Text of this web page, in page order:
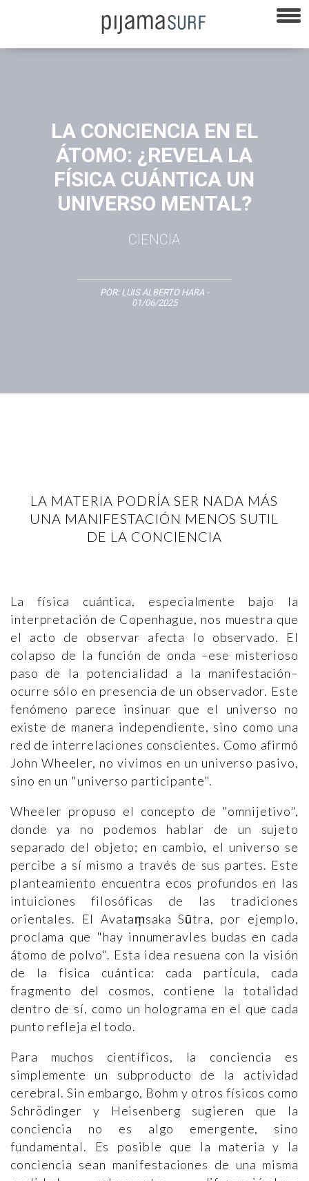
LA CONCIENCIA EN EL
ÁTOMO: ¿REVELA LA
FÍSICA CUÁNTICA UN
UNIVERSO MENTAL?
CIENCIA
POR: LUIS ALBERTO HARA-
01/06/2025
LA MATERIA PODRÍA SER NADA MÁS
UNA MANIFESTACIÓN MENOS SUTIL
DE LA CONCIENCIA
La física cuántica, especialmente bajo la
interpretación de Copenhague, nos muestra que
el acto de observar afecta lo observado. El
colapso de la función de onda –ese misterioso
paso de la potencialidad a la manifestación–
ocurre sólo en presencia de un observador. Este
fenómeno parece insinuar que el universo no
existe de manera independiente, sino como una
red de interrelaciones conscientes. Como afirmó
John Wheeler, no vivimos en un universo pasivo,
sino en un "universo participante".
Wheeler propuso el concepto de "omnijetivo",
donde ya no podemos hablar de un sujeto
separado del objeto; en cambio, el universo se
percibe a sí mismo a través de sus partes. Este
planteamiento encuentra ecos profundos en las
intuiciones filosóficas de las tradiciones
orientales. El Avataṃsaka Sūtra, por ejemplo,
proclama que "hay innumeravles budas en cada
átomo de polvo". Esta idea resuena con la visión
de la física cuántica: cada partícula, cada
fragmento del cosmos, contiene la totalidad
dentro de sí, como un holograma en el que cada
punto refleja el todo.
Para muchos científicos, la conciencia es
simplemente un subproducto de la actividad
cerebral. Sin embargo, Bohm y otros físicos como
Schrödinger y Heisenberg sugieren que la
conciencia no es algo emergente, sino
fundamental. Es posible que la materia y la
conciencia sean manifestaciones de una misma